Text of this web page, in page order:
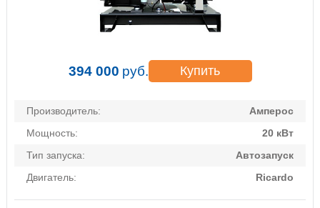
394 000 руб. Купить
Производитель:
Амперос
Мощность:
20 кВт
Тип запуска:
Автозапуск
Двигатель:
Ricardo